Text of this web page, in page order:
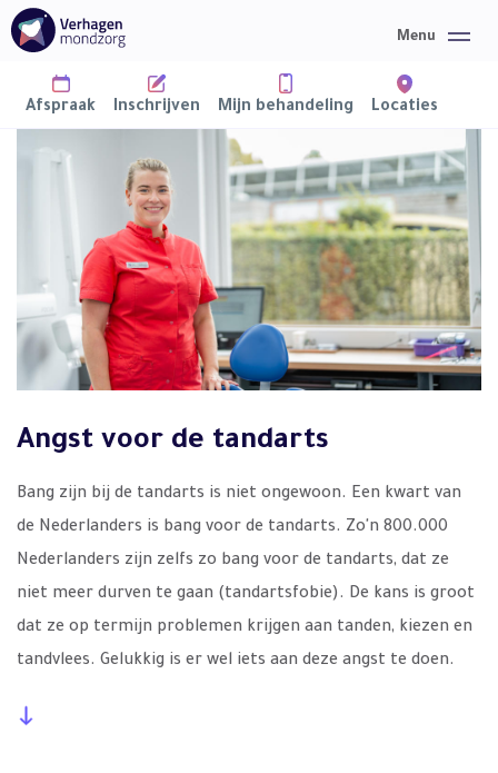
Afspraak Inschrijven Mijn behandeling Locaties
Mondzorg
Over ons
Informatie
Nieuws
Contact
Angst voor de tandarts
Bang zijn bij de tandarts is niet ongewoon. Een kwart van
de Nederlanders is bang voor de tandarts. Zo'n 800.000
Nederlanders zijn zelfs zo bang voor de tandarts, dat ze
niet meer durven te gaan (tandartsfobie). De kans is groot
dat ze op termijn problemen krijgen aan tanden, kiezen en
tandvlees. Gelukkig is er wel iets aan deze angst te doen.